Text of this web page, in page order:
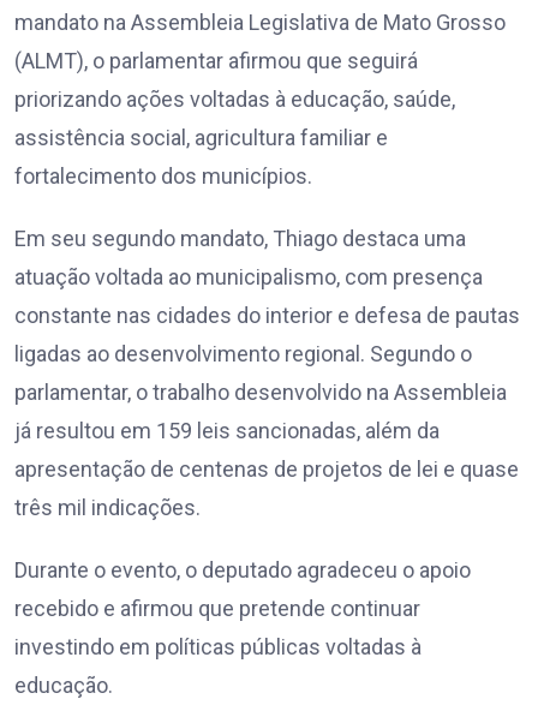
mandato na Assembleia Legislativa de Mato Grosso
(ALMT), o parlamentar afirmou que seguirá
priorizando ações voltadas à educação, saúde,
assistência social, agricultura familiar e
fortalecimento dos municípios.
Em seu segundo mandato, Thiago destaca uma
atuação voltada ao municipalismo, com presença
constante nas cidades do interior e defesa de pautas
ligadas ao desenvolvimento regional. Segundo o
parlamentar, o trabalho desenvolvido na Assembleia
já resultou em 159 leis sancionadas, além da
apresentação de centenas de projetos de lei e quase
três mil indicações.
Durante o evento, o deputado agradeceu o apoio
recebido e afirmou que pretende continuar
investindo em políticas públicas voltadas à
educação.